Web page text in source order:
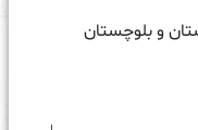
و بلوچستان